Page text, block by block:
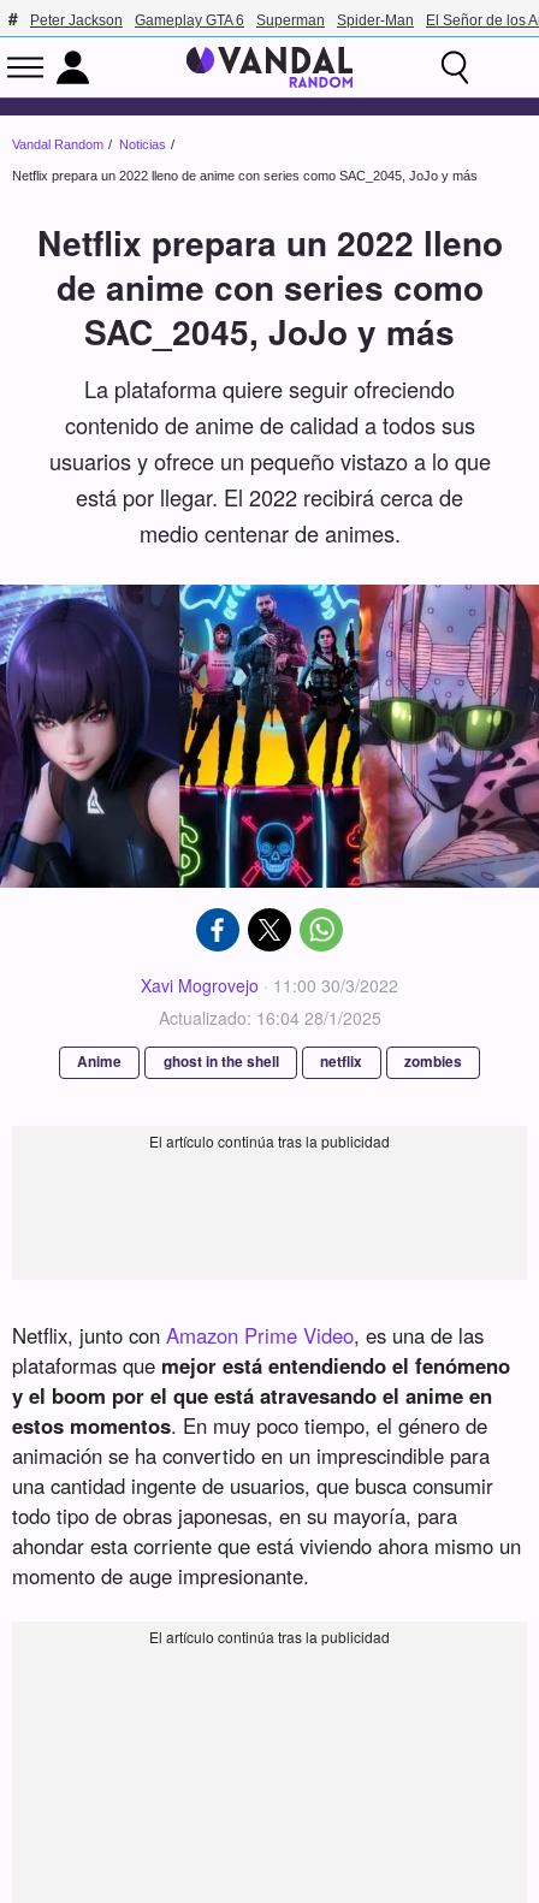
Peter Jackson Gameplay GTA 6 Superman Spider-Man El Señor de los
Vandal Random Noticias
Netflix prepara un 2022 lleno de anime con series como SAC_2045, JoJo y más
Netflix prepara un 2022 lleno
de anime con series como
SAC_2045, JoJo y más
La plataforma quiere seguir ofreciendo
contenido de anime de calidad a todos sus
usuarios y ofrece un pequeño vistazo a lo que
está por llegar. El 2022 recibirá cerca de
medio centenar de animes.
Xavi Mogrovejo · 11:00 30/3/2022
Actualizado: 16:04 28/1/2025
Anime ghost in the shell netflix zombies
Netflix, junto conAmazon Prime Video, es una de las
plataformas que mejor está entendiendo el fenómeno
y el boom por el que está atravesando el anime en
estos momentos. En muy poco tiempo, el género de
animación se ha convertido en un imprescindible para
una cantidad ingente de usuarios, que busca consumir
todo tipo de obras japonesas, en su mayoría, para
ahondar esta corriente que está viviendo ahora mismo un
momento de auge impresionante.